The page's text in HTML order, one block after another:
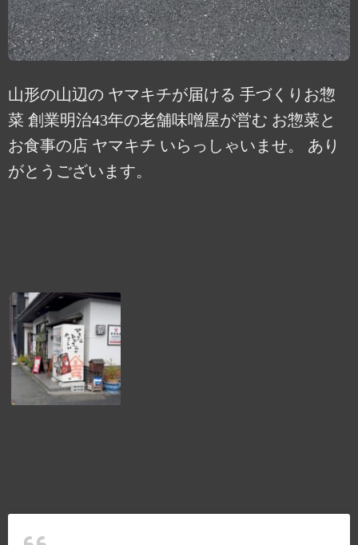
山形の山辺の ヤマキチが届ける 手づくりお惣
菜 創業明治43年の老舗味噌屋が営む お惣菜と
お食事の店 ヤマキチ いらっしゃいませ。 あり
がとうございます。